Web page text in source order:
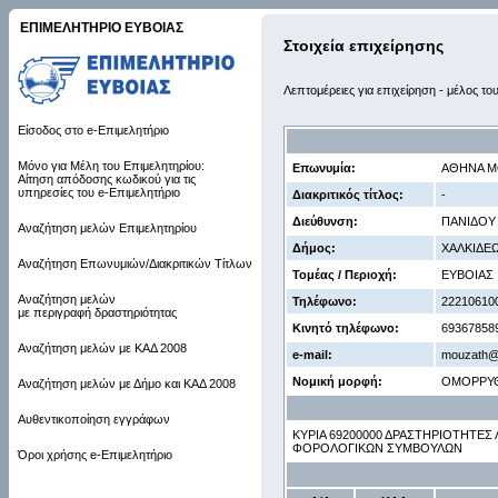
ΕΠΙΜΕΛΗΤΗΡΙΟ ΕΥΒΟΙΑΣ
Είσοδος στο e-Επιμελητήριο
Μόνο για Μέλη του Επιμελητηρίου:
Αίτηση απόδοσης κωδικού για τις
υπηρεσίες του e-Επιμελητήριο
Αναζήτηση μελών Επιμελητηρίου
Αναζήτηση Επωνυμιών/Διακριτικών Τίτλων
Αναζήτηση μελών
με περιγραφή δραστηριότητας
Αναζήτηση μελών με ΚΑΔ 2008
Αναζήτηση μελών με Δήμο και ΚΑΔ 2008
Αυθεντικοποίηση εγγράφων
Όροι χρήσης e-Επιμελητήριο
Στοιχεία επιχείρησης
Λεπτομέρειες για επιχείρηση - μέλος
Επωνυμία:
ΑΘΗΝΑ
Διακριτικός τίτλος:
-
Διεύθυνση:
ΠΑΝΙΔΟΥ
Δήμος:
Τομέας / Περιοχή:
ΕΥΒΟΙΑΣ
Τηλέφωνο:
Κινητό τηλέφωνο:
e-mail:
Νομική μορφή:
ΚΥΡΙΑ 69200000
ΦΟΡΟΛΟΓΙΚΩΝ ΣΥΜΒΟΥΛΩΝ